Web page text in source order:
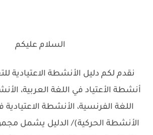
السلام عليكم
نقدم لكم دليل الأنشطة الاعتيادية
أنشطة الأعتياد في اللغة العربية،
اللغة الفرنسية، الأنشطة
الأنشطة الحركية)/ الدليل يشمل